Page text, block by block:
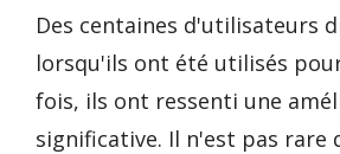
Des centaines d'utilisateurs
lorsqu'ils ont été utilisés
fois, ils ont ressenti une
significative. Il n'est pas rare